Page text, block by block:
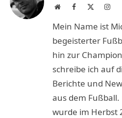
WebsiteFacebook
Mein Name ist
begeisterter
hin zur
schreibe ich auf
Berichte und
aus dem Fußball.
wurde im Herbst